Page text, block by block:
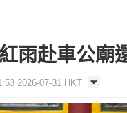
雨赴車公廟
2026-07-31 HKT